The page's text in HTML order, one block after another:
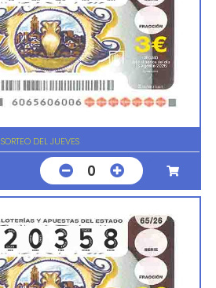
SORTEO DEL JUEVES
0